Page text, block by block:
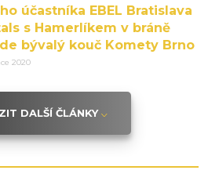
účastníka EBEL Bratislava
s Hamerlíkem v bráně
bývalý kouč Komety Brno
2020
DALŠÍ ČLÁNKY